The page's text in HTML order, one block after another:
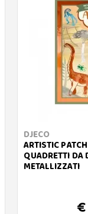
DJECO
ARTISTIC
QUADRETTI DA
METALLIZZATI